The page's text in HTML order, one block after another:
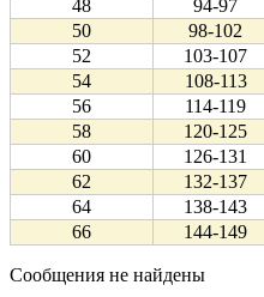
48
94-97
50
98-102
52
103-107
54
108-113
56
114-119
58
120-125
60
126-131
62
132-137
64
138-143
66
144-149
Сообщения не найдены